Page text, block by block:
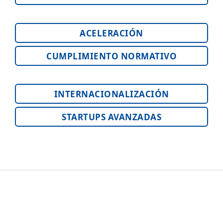
ACELERACIÓN
CUMPLIMIENTO NORMATIVO
INTERNACIONALIZACIÓN
STARTUPS AVANZADAS